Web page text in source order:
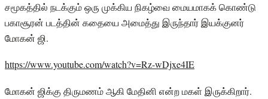
சமூகத்தில் நடக்கும் ஒரு முக்கிய நிகழ்வை மையமாகக் கொண்டு
பகாசூரன் படத்தின் கதையை அமைத்து இருந்தார் இயக்குனர்
மோகன் ஜி.
https://www.youtube.com/watch?v=Rz-wDjxe4IE
மோகன் ஜிக்கு திருமணம் ஆகி மேதினி என்ற மகள் இருக்கிறார்.